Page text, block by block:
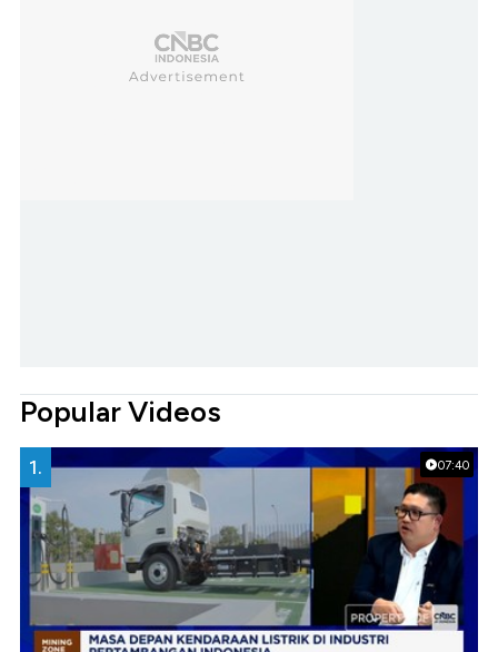
Popular Videos
07:40
1.